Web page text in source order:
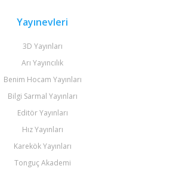
Yayınevleri
3D Yayınları
Arı Yayıncılık
Benim Hocam Yayınları
Bilgi Sarmal Yayınları
Editör Yayınları
Hız Yayınları
Karekök Yayınları
Tonguç Akademi